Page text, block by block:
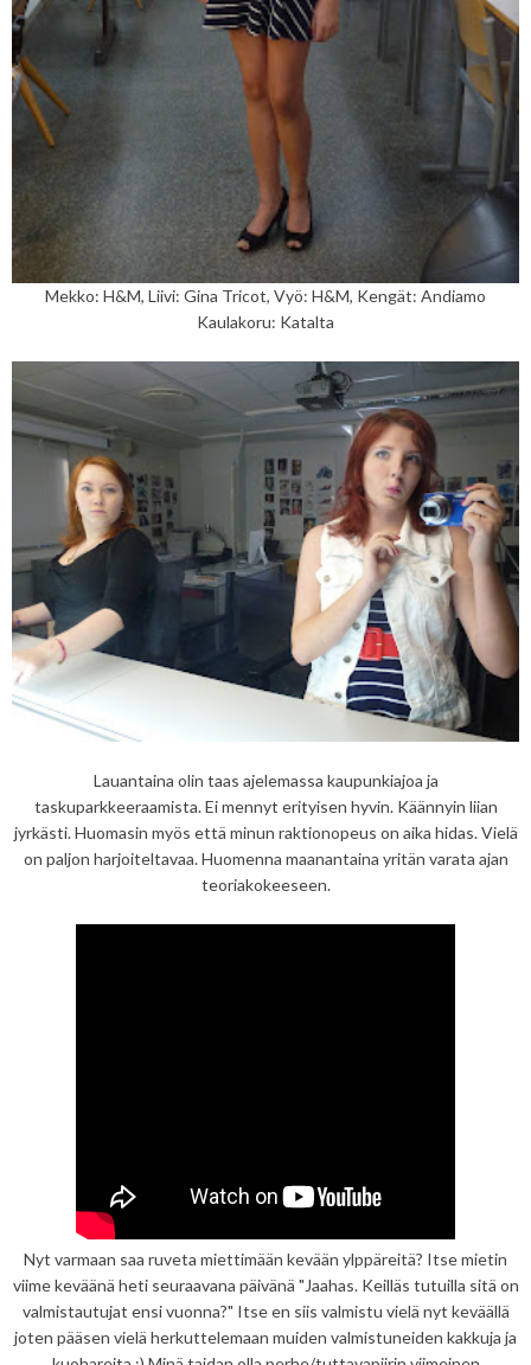
Mekko: H&M, Liivi: Gina Tricot, Vyö: H&M, Kengät: Andiamo
Kaulakoru: Katalta
Lauantaina olin taas ajelemassa kaupunkiajoa ja
taskuparkkeeraamista. Ei mennyt erityisen hyvin. Käännyin liian
jyrkästi. Huomasin myös että minun raktionopeus on aika hidas. Vielä
on paljon harjoiteltavaa. Huomenna maanantaina yritän varata ajan
teoriakokeeseen.
Nyt varmaan saa ruveta miettimään kevään ylppäreitä? Itse mietin
viime keväänä heti seuraavana päivänä "Jaahas. Keilläs tutuilla sitä on
valmistautujat ensi vuonna?" Itse en siis valmistu vielä nyt keväällä
joten pääsen vielä herkuttelemaan muiden valmistuneiden kakkuja ja